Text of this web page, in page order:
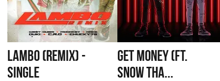
LAMBO (REMIX) -
SINGLE
GET MONEY (FT.
SNOW THA...